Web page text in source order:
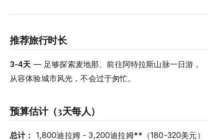
推荐旅行时长
3-4天 — 足够探索麦地那、前往阿特拉斯山脉一日游，
从容体验城市风光，不会过于匆忙。
预算估计（3天每人）
总计： 1,800迪拉姆 - 3,200迪拉姆**（180-320美元）